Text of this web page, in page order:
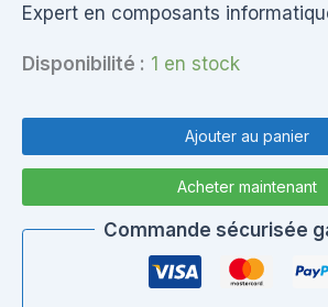
Expert en composants
Disponibilité : 1 en stock
Palmrest
HP
Ajouter au panier
Acheter maintenant
Commande sécurisée